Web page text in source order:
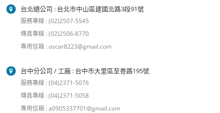
台北總公司 : 台北市中山區建國北路3段91號
服務專線 : (02)2507-5545
傳真專線 : (02)2506-8770
專用信箱 : oscar8223@gmail.com
台中分公司 / 工廠 : 台中市大里區至善路195號
服務專線 : (04)2371-5076
傳真專線 : (04)2371-5058
專用信箱 : a0905337701@gmail.com